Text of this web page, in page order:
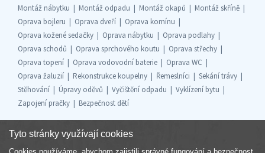
Montáž nábytku
Montáž odpadu Montáž okapů
Montáž skříně
Oprava bojleru
Oprava dveří
Oprava komínu
Oprava kožené sedačky
Oprava nábytku
Oprava podlahy
Oprava schodů
Oprava sprchového koutu
Oprava střechy
Oprava topení
Oprava vodovodní baterie
Oprava WC
Oprava žaluzií
Rekonstrukce koupelny Řemeslníci
Sekání trávy
Stěhování
Úpravy oděvů Vyčištění odpadu
Vyklízení bytu
Zapojení pračky
Bezpečnost dětí
Tyto stránky využívají cookies